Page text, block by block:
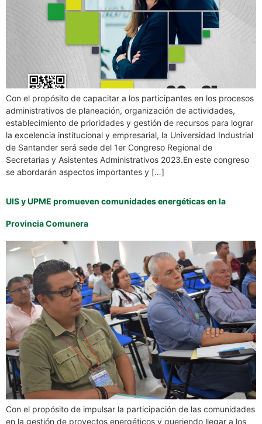
Con el propósito de capacitar a los participantes en los procesos
administrativos de planeación, organización de actividades,
establecimiento de prioridades y gestión de recursos para lograr
la excelencia institucional y empresarial, la Universidad Industrial
de Santander será sede del 1er Congreso Regional de
Secretarias y Asistentes Administrativos 2023.En este congreso
se abordarán aspectos importantes y […]
UIS y UPME promueven comunidades energéticas en la
Provincia Comunera
Con el propósito de impulsar la participación de las comunidades
en la gestión de proyectos energéticos y queriendo llegar a los